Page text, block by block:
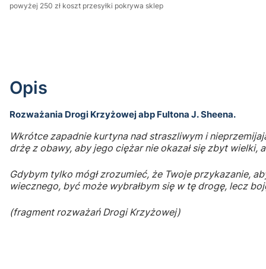
powyżej 250 zł koszt przesyłki pokrywa sklep
Opis
Rozważania Drogi Krzyżowej abp Fultona J. Sheena.
Wkrótce zapadnie kurtyna nad straszliwym i
drżę z obawy, aby jego ciężar nie okazał się zbyt wielki,
Gdybym tylko mógł zrozumieć, że Twoje przykazanie,
wiecznego, być może wybrałbym się w tę drogę, lecz
(fragment rozważań Drogi Krzyżowej)